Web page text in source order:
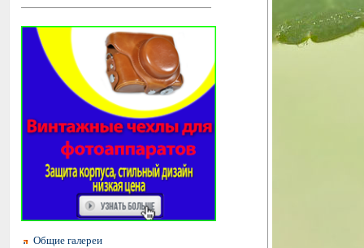
Общие галереи